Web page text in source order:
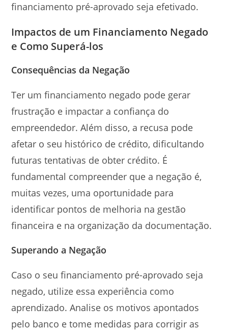
financiamento pré-aprovado seja efetivado.
Impactos de um Financiamento Negado
e Como Superá-los
Consequências da Negação
Ter um financiamento negado pode gerar
frustração e impactar a confiança do
empreendedor. Além disso, a recusa pode
afetar o seu histórico de crédito, dificultando
futuras tentativas de obter crédito. É
fundamental compreender que a negação é,
muitas vezes, uma oportunidade para
identificar pontos de melhoria na gestão
financeira e na organização da documentação.
Superando a Negação
Caso o seu financiamento pré-aprovado seja
negado, utilize essa experiência como
aprendizado. Analise os motivos apontados
pelo banco e tome medidas para corrigir as